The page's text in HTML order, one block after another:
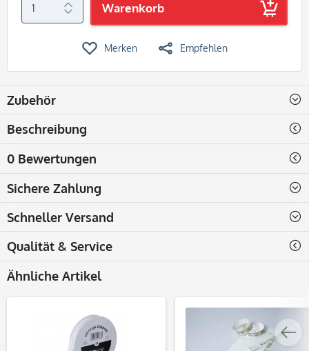
Warenkorb
Merken Empfehlen
Zubehör
Beschreibung
0 Bewertungen
Sichere Zahlung
Schneller Versand
Qualität & Service
Ähnliche Artikel